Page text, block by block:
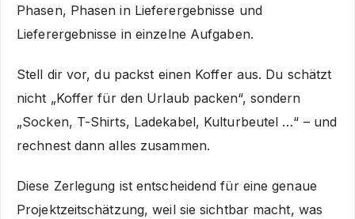
Phasen, Phasen in Lieferergebnisse und
Lieferergebnisse in einzelne Aufgaben.
Stell dir vor, du packst einen Koffer aus. Du schätzt
nicht „Koffer für den Urlaub packen“, sondern
„Socken, T-Shirts, Ladekabel, Kulturbeutel …“ – und
rechnest dann alles zusammen.
Diese Zerlegung ist entscheidend für eine genaue
Projektzeitschätzung, weil sie sichtbar macht, was